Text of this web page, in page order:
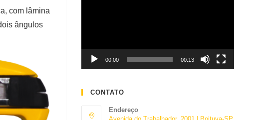
com lâmina
ângulos
00:00 00:13
CONTATO
Endereço